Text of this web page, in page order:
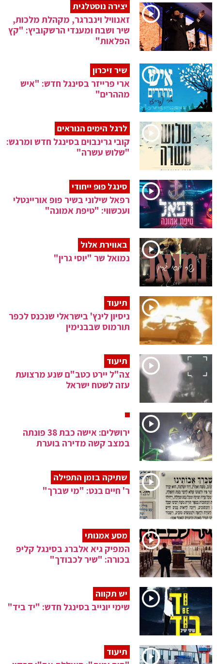
יצירה נוסטלגית
זאנוויל וינברגר, מקהלת מלכות,
שיר ושבח ומענדי הרשקוביץ: "קץ
הפלאות"
שיר זיכרון
ארי פרייזר בסינגל חדש: "איש
מההרים"
לרגל הימים הנוראים
קובי גרינבוים בסינגל חדש ומרגש:
"שלוש עשרה"
סינגל פופ ייחודי
רפאל שילוני בשיר פופ אוריינטלי
ועכשווי: "טיפת אמונה"
באווירת אלול
נמואל שר "יוסי גרין"
תיעוד
ניסיון לינץ' בישראלי שנכנס לכפר
תורמוס שבבנימין
תיעוד
צה"ל יירט כטב"ם שנע מרצועת
עזה לשטח ישראל
ירושלים: אישה כבת 38 פונתה
במצב קשה מדירה בוערת
שתיקה בזמן התפילה
ר' חיים בנט: "מי שברך"
מסע אמנותי
המפיק גיא אלברג בסינגל קליפ
בכורה: "שיר לכבודך"
יש תקווה
שימי יונייב בסינגל חדש: "יד ביד"
תיעוד